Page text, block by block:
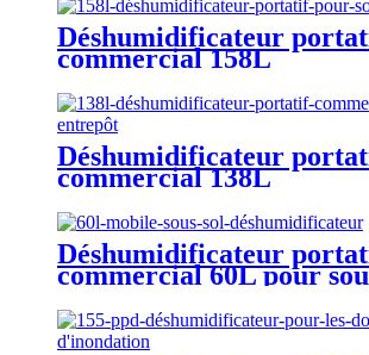
Déshumidificateur
commercial 158L
Déshumidificateur
commercial 138L
Déshumidificateur
commercial 60L pour